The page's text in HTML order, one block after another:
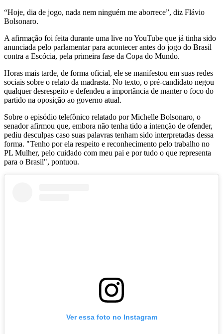
“Hoje, dia de jogo, nada nem ninguém me aborrece”, diz Flávio
Bolsonaro.
A afirmação foi feita durante uma live no YouTube que já tinha sido
anunciada pelo parlamentar para acontecer antes do jogo do Brasil
contra a Escócia, pela primeira fase da Copa do Mundo.
Horas mais tarde, de forma oficial, ele se manifestou em suas redes
sociais sobre o relato da madrasta. No texto, o pré-candidato negou
qualquer desrespeito e defendeu a importância de manter o foco do
partido na oposição ao governo atual.
Sobre o episódio telefônico relatado por Michelle Bolsonaro, o
senador afirmou que, embora não tenha tido a intenção de ofender,
pediu desculpas caso suas palavras tenham sido interpretadas dessa
forma. "Tenho por ela respeito e reconhecimento pelo trabalho no
PL Mulher, pelo cuidado com meu pai e por tudo o que representa
para o Brasil", pontuou.
Ver essa foto no Instagram